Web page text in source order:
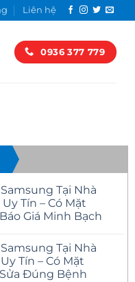
Liên hệ
0936 377 779
Tại Nhà
Uy Tín – Có Mặt
Giá Minh Bạch
Tại Nhà
Tín – Có Mặt
Đúng Bệnh